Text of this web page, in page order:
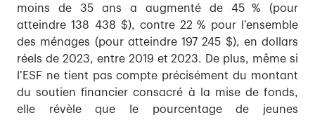
moins de 35 ans a augmenté de 45 % (pour
atteindre 138 438 $), contre 22 % pour l’ensemble
des ménages (pour atteindre 197 245 $), en dollars
réels de 2023, entre 2019 et 2023. De plus, même si
l’ESF ne tient pas compte précisément du montant
du soutien financier consacré à la mise de fonds,
elle révèle que le pourcentage de jeunes